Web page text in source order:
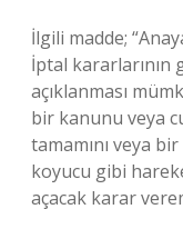
İlgili madde;
İptal kararlarının
açıklanması
bir kanunu veya
tamamını veya
koyucu gibi
açacak karar